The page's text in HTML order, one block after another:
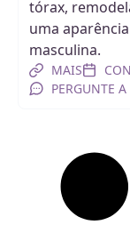
tórax,
uma
masculina.
MAIS
PERGUNTE